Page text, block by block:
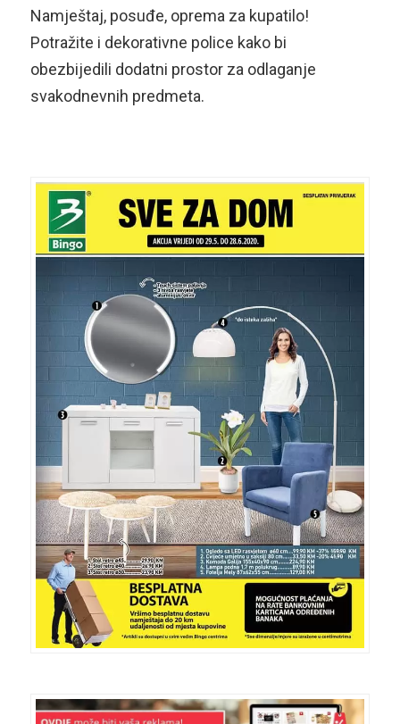
Namještaj, posuđe, oprema za kupatilo!
Potražite i dekorativne police kako bi
obezbijedili dodatni prostor za odlaganje
svakodnevnih predmeta.